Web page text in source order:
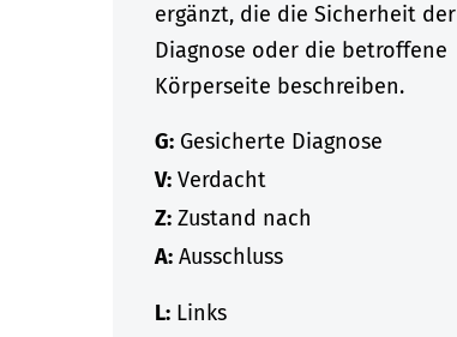
ergänzt, die die Sicherheit der
Diagnose oder die betroffene
Körperseite beschreiben.
G:Gesicherte Diagnose
V:Verdacht
Z:Zustand nach
A:Ausschluss
L:Links